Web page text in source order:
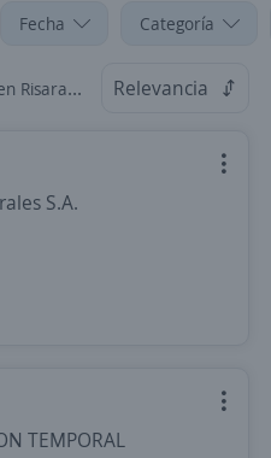
Fecha Categoría
Relevancia
S.A.
TEMPORAL